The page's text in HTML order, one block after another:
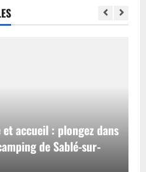
accueil : plongez dans
de Sablé-sur-